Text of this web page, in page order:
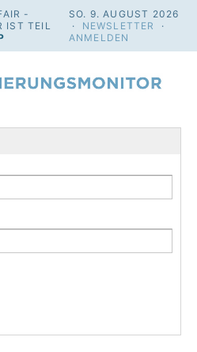
-
IST TEIL
SO. 9. AUGUST 2026
· NEWSLETTER
·
ANMELDEN